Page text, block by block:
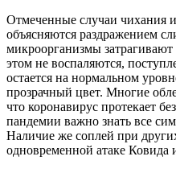
Отмеченные случаи чихания
объясняются раздражением
микроорганизмы
этом не воспаляются,
остается на нормальном
прозрачный цвет. Многие
что коронавирус протекает
пандемии важно знать все
Наличие же соплей при
одновременной атаке Ковида